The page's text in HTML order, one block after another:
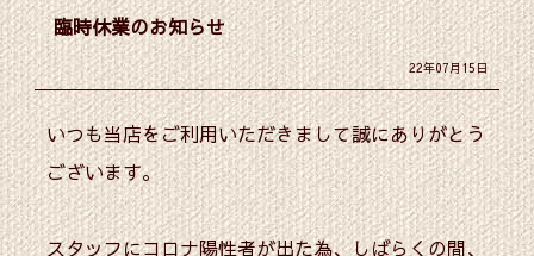
臨時休業のお知らせ
22年07月15日
いつも当店をご利用いただきまして誠にありがとう
ございます。
スタッフにコロナ陽性者が出た為、しばらくの間、